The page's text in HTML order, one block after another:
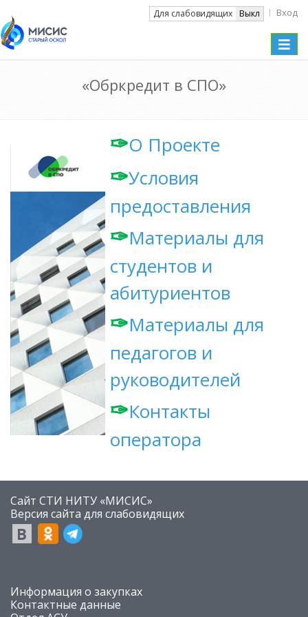
Для слабовидящих Выкл Вход
Toggle
«Обркредит в СПО»
✑О Проекте
✑Условия
предоставления
✑Материалы для
студентов и
абитуриентов
✑Материалы для
педагогов и
руководителей
✑Контакты
оператора
Сайт СТИ НИТУ «МИСИС»
​Версия сайта для слабовидящих
​Информация о закупках
Контактные данные